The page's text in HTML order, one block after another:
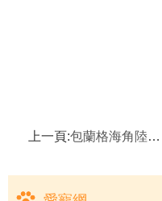
上一頁:包蘭格海角陸龜特征